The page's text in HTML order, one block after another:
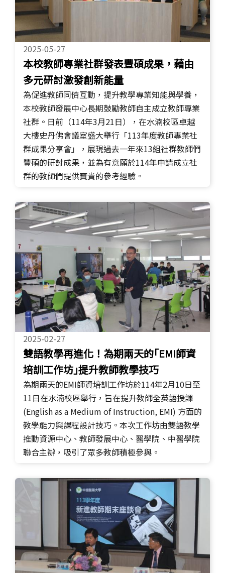
2025-05-27
本校教師專業社群發表豐碩成果，藉由
多元研討激發創新能量
為促進教師同儕互動，提升教學專業知能與學養，
本校教師發展中心長期鼓勵教師自主成立教師專業
社群。日前（114年3月21日），在水湳校區卓越
大樓史丹佛會議室盛大舉行「113年度教師專業社
群成果分享會」，展現過去一年來13組社群教師們
豐碩的研討成果，並為有意願於114年申請成立社
群的教師們提供寶貴的參考經驗。
2025-02-27
雙語教學再進化！為期兩天的｢EMI師資
培訓工作坊｣提升教師教學技巧
為期兩天的EMI師資培訓工作坊於114年2月10日至
11日在水湳校區舉行，旨在提升教師全英語授課
(English as a Medium of Instruction, EMI) 方面的
教學能力與課程設計技巧。本次工作坊由雙語教學
推動資源中心、教師發展中心、醫學院、中醫學院
聯合主辦，吸引了眾多教師積極參與。